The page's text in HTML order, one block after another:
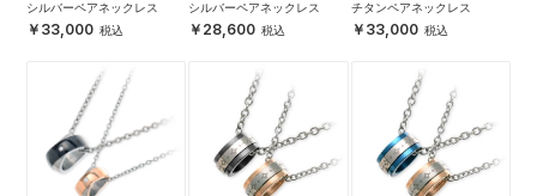
シルバーペアネックレス
33,000
シルバーペアネックレス
28,600
チタンペアネックレス
33,000